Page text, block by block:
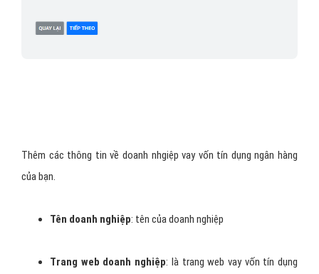
Thêm các thông tin về doanh nhgiệp vay vốn tín dụng ngân hàng
của bạn.
Tên doanh nghiệp: tên của doanh nghiệp
Trang web doanh nghiệp: là trang web vay vốn tín dụng